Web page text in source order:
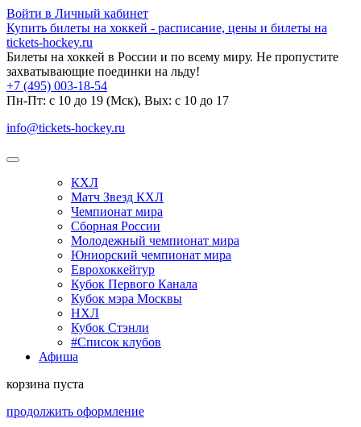
Войти в Личный кабинет
Купить билеты на хоккей - расписание, цены и билеты на
tickets-hockey.ru
Билеты на хоккей в России и по всему миру. Не пропустите
захватывающие поединки на льду!
+7 (495) 003-18-54
Пн-Пт: c 10 до 19 (Мск), Вых: с 10 до 17
info@tickets-hockey.ru
КХЛ
Матч Звезд КХЛ
Чемпионат мира
Сборная России
Молодежный чемпионат мира
Юниорский чемпионат мира
Еврохоккейтур
Кубок Первого Канала
Кубок мэра Москвы
НХЛ
Кубок Стэнли
#Список клубов
Афиша
корзина пуста
продолжить оформление